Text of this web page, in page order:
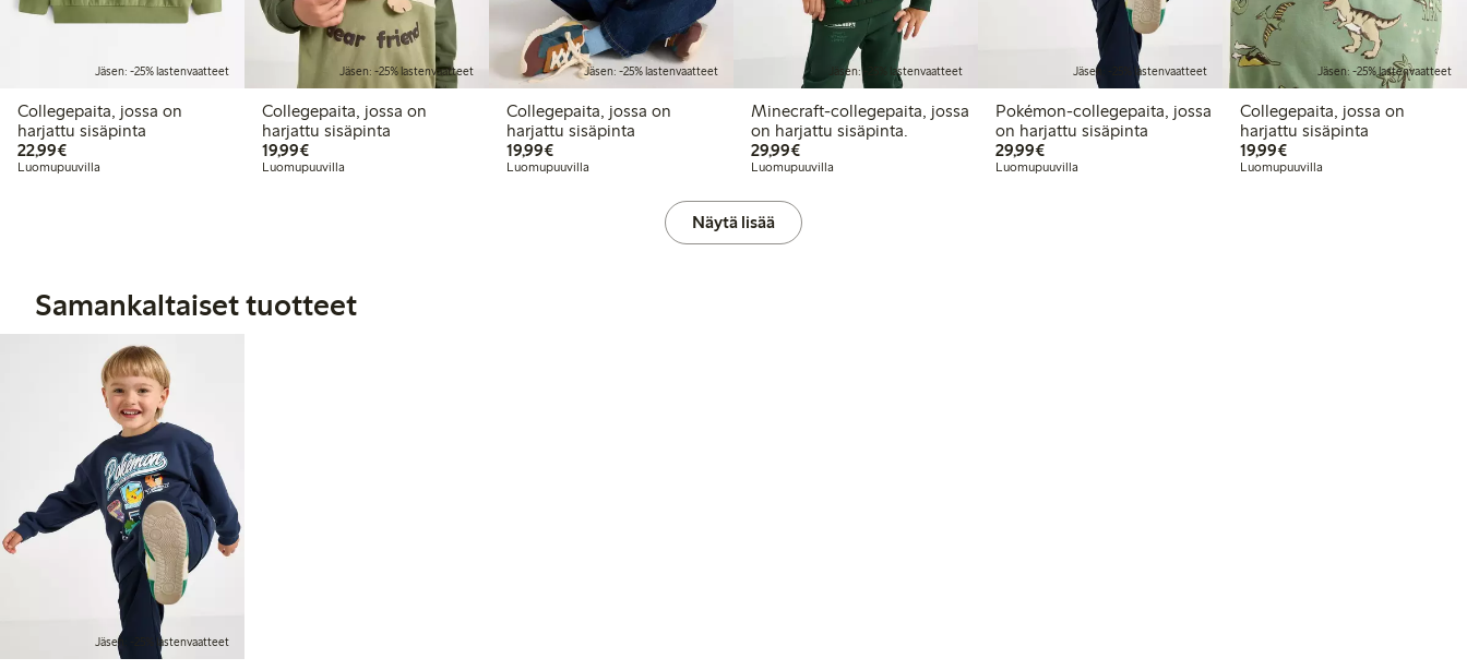
Jäsen: -25% lastenvaatteet
Collegepaita, jossa on
harjattu sisäpinta
22,99€22,99 €
Luomupuuvilla
Jäsen: -25% lastenvaatteet
Collegepaita, jossa on
harjattu sisäpinta
19,99€19,99 €
Luomupuuvilla
Jäsen: -25% lastenvaatteet
Collegepaita, jossa on
harjattu sisäpinta
19,99€19,99 €
Luomupuuvilla
Jäsen: -25% lastenvaatteet
Minecraft-collegepaita, jossa
on harjattu sisäpinta.
29,99€29,99 €
Luomupuuvilla
Jäsen: -25% lastenvaatteet
Pokémon-collegepaita, jossa
on harjattu sisäpinta
29,99€29,99 €
Luomupuuvilla
Jäsen: -25% lastenvaatteet
Collegepaita, jossa on
harjattu sisäpinta
19,99€19,99 €
Luomupuuvilla
Näytä lisää
Samankaltaiset tuotteet
Jäsen: -25% lastenvaatteet